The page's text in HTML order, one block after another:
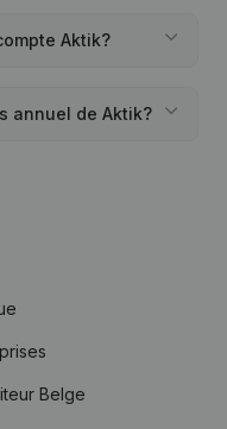
Aktik?
annuel de Aktik?
Belge